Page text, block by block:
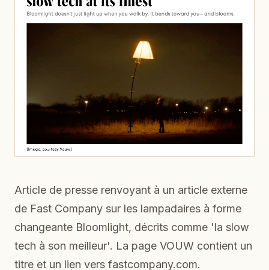
Article de presse renvoyant à un article externe
de Fast Company sur les lampadaires à forme
changeante Bloomlight, décrits comme 'la slow
tech à son meilleur'. La page VOUW contient un
titre et un lien vers fastcompany.com.